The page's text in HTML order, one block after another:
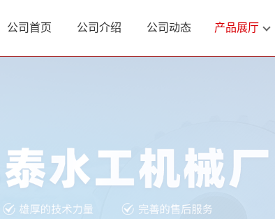
公司首页 公司介绍 公司动态 产品展厅